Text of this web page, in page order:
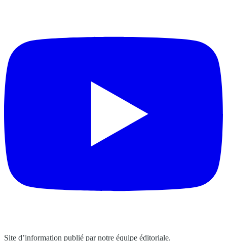
Site d’information publié par notre équipe éditoriale.